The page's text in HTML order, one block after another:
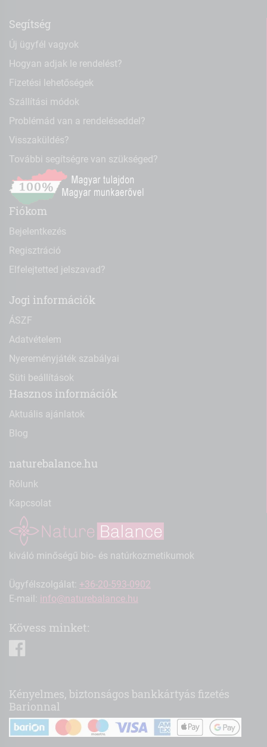
Segítség
Új ügyfél vagyok
Hogyan adjak le rendelést?
Fizetési lehetőségek
Szállítási módok
Problémád van a rendeléseddel?
Visszaküldés?
További segítségre van szükséged?
Fiókom
Bejelentkezés
Regisztráció
Elfelejtetted jelszavad?
Jogi információk
ÁSZF
Adatvételem
Nyereményjáték szabályai
Süti beállítások
Hasznos információk
Aktuális ajánlatok
Blog
naturebalance.hu
Rólunk
Kapcsolat
kiváló minőségű bio- és natúrkozmetikumok
Ügyfélszolgálat: +36-20-593-0902
E-mail: info@naturebalance.hu
Kövess minket:
Kényelmes, biztonságos bankkártyás fizetés
Barionnal